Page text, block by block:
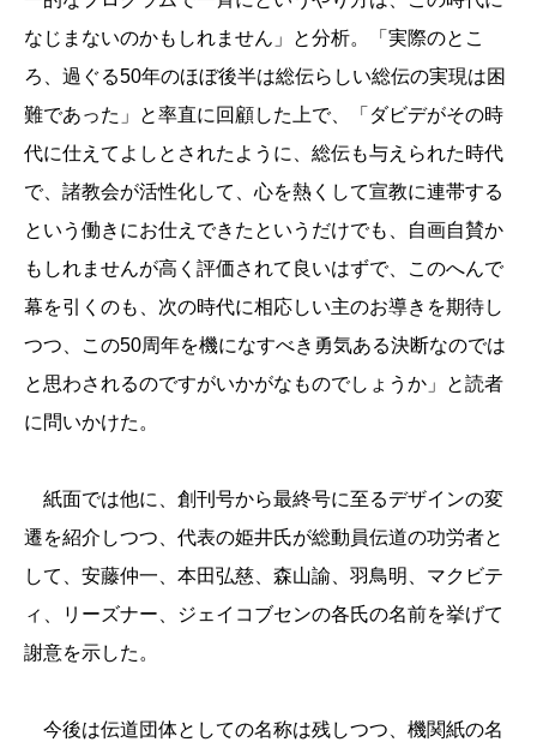
なじまないのかもしれません」と分析。「実際のとこ
ろ、過ぐる50年のほぼ後半は総伝らしい総伝の実現は困
難であった」と率直に回顧した上で、「ダビデがその時
代に仕えてよしとされたように、総伝も与えられた時代
で、諸教会が活性化して、心を熱くして宣教に連帯する
という働きにお仕えできたというだけでも、自画自賛か
もしれませんが高く評価されて良いはずで、このへんで
幕を引くのも、次の時代に相応しい主のお導きを期待し
つつ、この50周年を機になすべき勇気ある決断なのでは
と思わされるのですがいかがなものでしょうか」と読者
に問いかけた。
紙面では他に、創刊号から最終号に至るデザインの変
遷を紹介しつつ、代表の姫井氏が総動員伝道の功労者と
して、安藤仲一、本田弘慈、森山諭、羽鳥明、マクビテ
ィ、リーズナー、ジェイコブセンの各氏の名前を挙げて
謝意を示した。
今後は伝道団体としての名称は残しつつ、機関紙の名